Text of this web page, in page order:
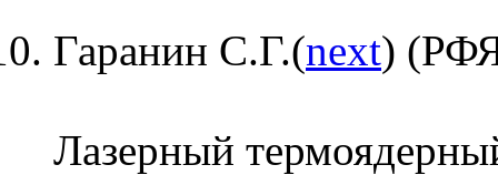
Гаранин С.Г.(next)
Лазерный